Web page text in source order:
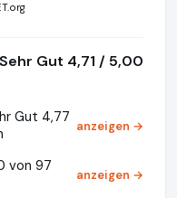
Gut 4,71 / 5,00
Gut 4,77 anzeigen →
von 97
anzeigen →